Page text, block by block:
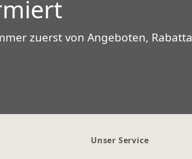
zuerst von Angeboten,
Unser Service